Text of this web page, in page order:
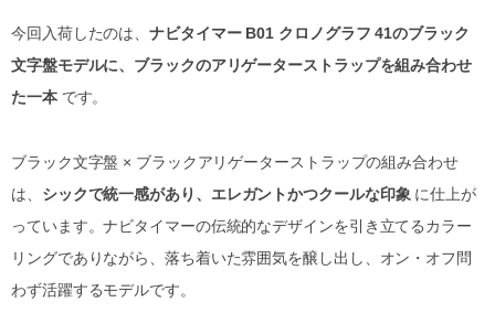
今回入荷したのは、ナビタイマー B01 クロノグラフ 41のブラック
文字盤モデルに、ブラックのアリゲーターストラップを組み合わせ
た一本です。
ブラック文字盤 × ブラックアリゲーターストラップの組み合わせ
は、 シックで統一感があり、エレガントかつクールな印象 に仕上が
っています。ナビタイマーの伝統的なデザインを引き立てるカラー
リングでありながら、落ち着いた雰囲気を醸し出し、オン・オフ問
わず活躍するモデルです。